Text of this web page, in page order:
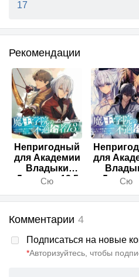
17
Рекомендации
Непригодный
для Академии
Владыки
Демонов 13.5
Сю
для
Сю
Комментарии 4
Подписаться на новые
*Авторизуйтесь, чтобы